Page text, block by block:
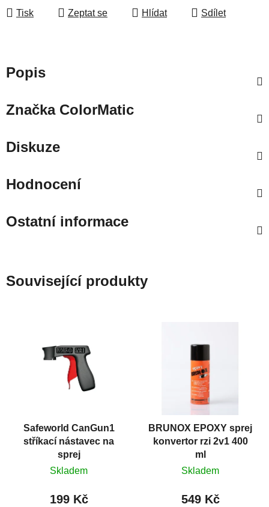
Tisk Zeptat se Hlídat Sdílet
Popis
ZnačkaColorMatic
Diskuze
Hodnocení
Ostatní informace
Související produkty
Safeworld CanGun1
stříkací nástavec na
sprej
Skladem
199 Kč
BRUNOX EPOXY sprej
konvertor rzi 2v1 400
ml
Skladem
549 Kč